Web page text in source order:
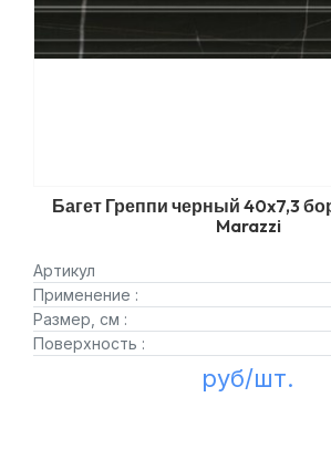
Багет Греппи черный 40x7,3
Marazzi
Артикул
Применение :
Размер, см :
Поверхность :
руб/шт.